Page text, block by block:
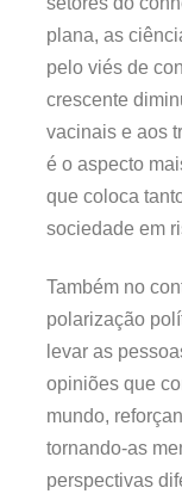
plana, as
pelo viés de
crescente
vacinais e aos
é o aspecto
que coloca
sociedade em
Também no
polarização
levar as
opiniões que
mundo,
tornando-as
perspectivas